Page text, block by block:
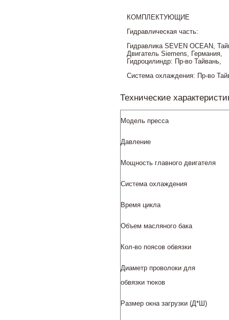
КОМПЛЕКТУЮЩИЕ
Гидравлическая часть:
Гидравлика SEVEN OCEAN,
Двигатель Siemens, Германия,
Гидроцилиндр: Пр-во Тайвань,
Система охлаждения: Пр-во
Технические
Модель пресса
Давление
Мощность главного двигателя
Система охлаждения
Время цикла
Объем масляного бака
Кол-во поясов обвязки
Диаметр проволоки для
обвязки тюков
Размер окна загрузки (Д*Ш)